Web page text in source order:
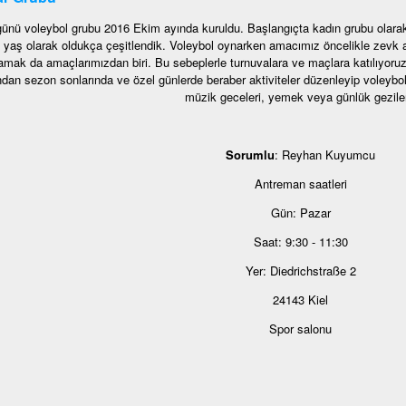
voleybol grubu 2016 Ekim ayında kuruldu. Başlangıçta kadın grubu
olarak oldukça çeşitlendik. Voleybol oynarken amacımız öncelikle
da amaçlarımızdan biri. Bu sebeplerle turnuvalara ve maçlara
sezon sonlarında ve özel günlerde beraber aktiviteler düzenleyip
müzik geceleri, yemek veya günlük
Sorumlu: Reyhan Kuyumcu
Antreman saatleri
Gün: Pazar
Saat: 9:30 - 11:30
Yer: Diedrichstraße 2
24143 Kiel
Spor salonu